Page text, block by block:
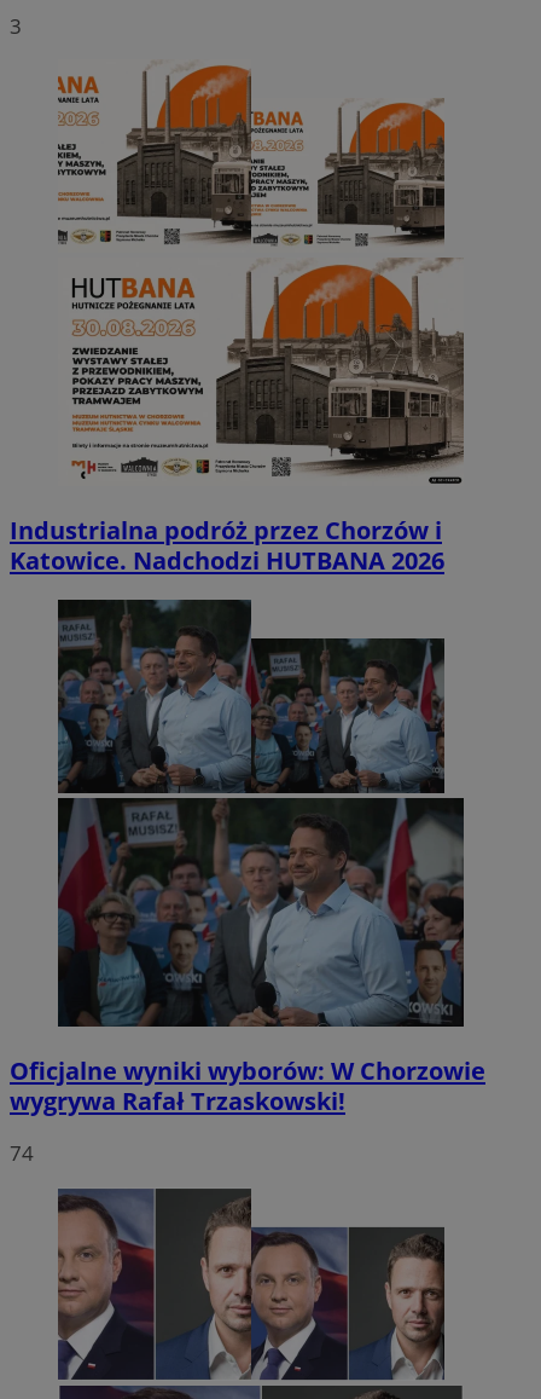
3
Industrialna podróż przez Chorzów i
Katowice. Nadchodzi HUTBANA 2026
Oficjalne wyniki wyborów: W Chorzowie
wygrywa Rafał Trzaskowski!
74